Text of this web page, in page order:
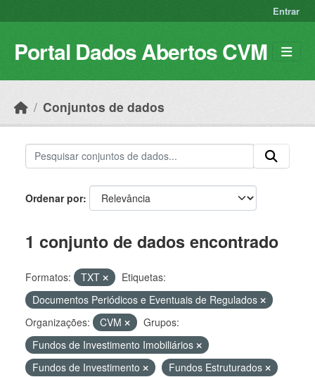
Entrar
Portal Dados Abertos CVM
Conjuntos de dados
Ordenar por
1 conjunto de dados encontrado
Formatos: TXT
Etiquetas:
Documentos Periódicos e Eventuais de Regulados
Organizações:
CVM
Grupos:
Fundos de Investimento Imobiliários
Fundos de Investimento
Fundos Estruturados